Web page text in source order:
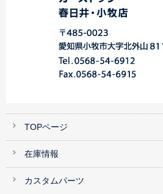
TOPページ
在庫情報
カスタムパーツ